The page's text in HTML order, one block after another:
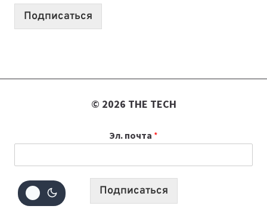
10
Подписаться
© 2026 THE TECH
Эл. почта *
Подписаться